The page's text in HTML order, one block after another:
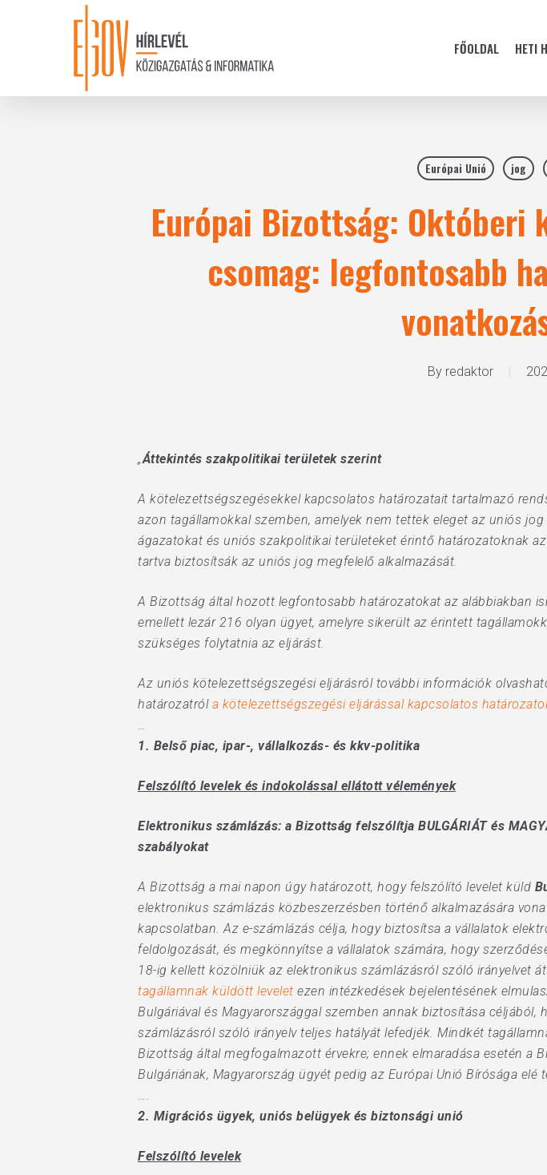
Hit enter to search or ESC to close
FŐOLDAL HETI
Európai Unió jog
Európai Bizottság: Októberi
csomag: legfontosabb
By redaktor
„Áttekintés szakpolitikai területek szerint
A kötelezettségszegésekkel kapcsolatos határozatait tartalmazó
azon tagállamokkal szemben, amelyek nem tettek eleget az uniós
ágazatokat és uniós szakpolitikai területeket érintő határozatoknak
tartva biztosítsák az uniós jog megfelelő alkalmazását.
A Bizottság által hozott legfontosabb határozatokat az alábbiakban
emellett lezár 216 olyan ügyet, amelyre sikerült az érintett
szükséges folytatnia az eljárást.
Az uniós kötelezettségszegési eljárásról további információk
határozatról a kötelezettségszegési eljárással kapcsolatos
…
1. Belső piac, ipar-, vállalkozás- és kkv-politika
Felszólító levelek és indokolással ellátott vélemények
Elektronikus számlázás: a Bizottság felszólítja BULGÁRIÁT és
szabályokat
A Bizottság a mai napon úgy határozott, hogy felszólító levelet küld
elektronikus számlázás közbeszerzésben történő alkalmazására
kapcsolatban. Az e-számlázás célja, hogy biztosítsa a vállalatok
feldolgozását, és megkönnyítse a vállalatok számára, hogy
18-ig kellett közölniük az elektronikus számlázásról szóló irányelvet
tagállamnak küldött levelet ezen intézkedések bejelentésének
Bulgáriával és Magyarországgal szemben annak biztosítása
számlázásról szóló irányelv teljes hatályát lefedjék. Mindkét
Bizottság által megfogalmazott érvekre; ennek elmaradása esetén a
Bulgáriának, Magyarország ügyét pedig az Európai Unió Bírósága elé
….
2. Migrációs ügyek, uniós belügyek és biztonsági unió
Felszólító levelek